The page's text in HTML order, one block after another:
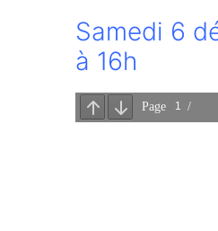
Samedi 6
à 16h